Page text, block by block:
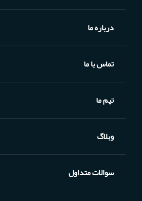
درباره ما
تماس با ما
تیم ما
وبلاگ
سوالات متداول